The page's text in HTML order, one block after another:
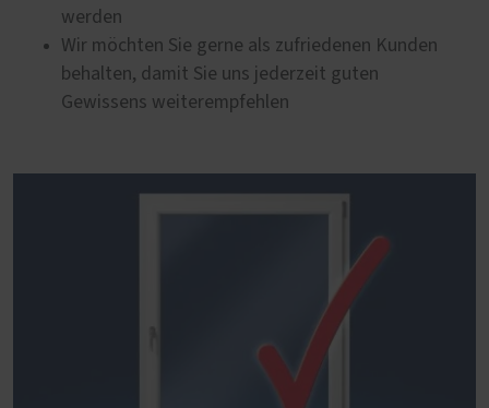
werden
Wir möchten Sie gerne als zufriedenen Kunden
behalten, damit Sie uns jederzeit guten
Gewissens weiterempfehlen